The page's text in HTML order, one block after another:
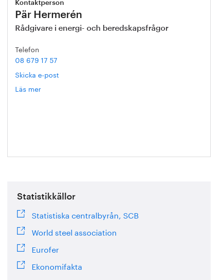
Kontaktperson
Pär Hermerén
Rådgivare i energi- och beredskapsfrågor
Telefon
08 679 17 57
Skicka e-post
Läs mer
Statistikkällor
Statistiska centralbyrån, SCB
World steel association
Eurofer
Ekonomifakta